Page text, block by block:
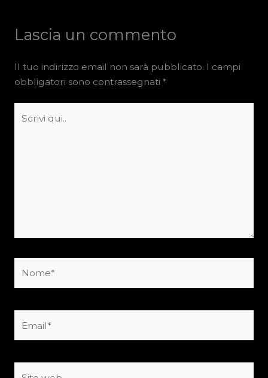
Lascia un commento
Il tuo indirizzo email non sarà pubblicato. I campi
obbligatori sono contrassegnati *
qui..